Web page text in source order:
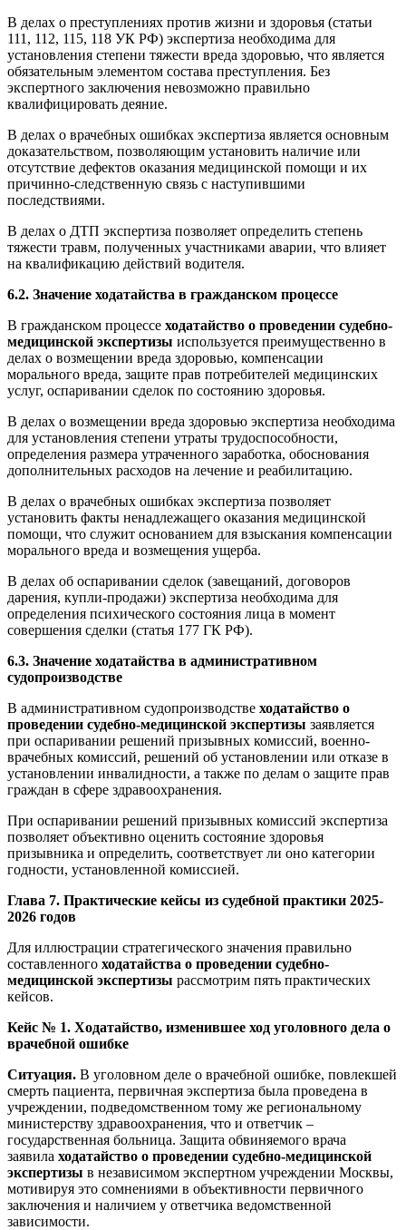
В делах о преступлениях против жизни и здоровья (статьи
111, 112, 115, 118 УК РФ) экспертиза необходима для
установления степени тяжести вреда здоровью, что является
обязательным элементом состава преступления. Без
экспертного заключения невозможно правильно
квалифицировать деяние.
В делах о врачебных ошибках экспертиза является основным
доказательством, позволяющим установить наличие или
отсутствие дефектов оказания медицинской помощи и их
причинно-следственную связь с наступившими
последствиями.
В делах о ДТП экспертиза позволяет определить степень
тяжести травм, полученных участниками аварии, что влияет
на квалификацию действий водителя.
6.2. Значение ходатайства в гражданском процессе
В гражданском процессе ходатайство о проведении судебно-
медицинской экспертизы используется преимущественно в
делах о возмещении вреда здоровью, компенсации
морального вреда, защите прав потребителей медицинских
услуг, оспаривании сделок по состоянию здоровья.
В делах о возмещении вреда здоровью экспертиза необходима
для установления степени утраты трудоспособности,
определения размера утраченного заработка, обоснования
дополнительных расходов на лечение и реабилитацию.
В делах о врачебных ошибках экспертиза позволяет
установить факты ненадлежащего оказания медицинской
помощи, что служит основанием для взыскания компенсации
морального вреда и возмещения ущерба.
В делах об оспаривании сделок (завещаний, договоров
дарения, купли-продажи) экспертиза необходима для
определения психического состояния лица в момент
совершения сделки (статья 177 ГК РФ).
6.3. Значение ходатайства в административном
судопроизводстве
В административном судопроизводстве ходатайство о
проведении судебно-медицинской экспертизы заявляется
при оспаривании решений призывных комиссий, военно-
врачебных комиссий, решений об установлении или отказе в
установлении инвалидности, а также по делам о защите прав
граждан в сфере здравоохранения.
При оспаривании решений призывных комиссий экспертиза
позволяет объективно оценить состояние здоровья
призывника и определить, соответствует ли оно категории
годности, установленной комиссией.
Глава 7. Практические кейсы из судебной практики 2025-
2026 годов
Для иллюстрации стратегического значения правильно
составленного ходатайства о проведении судебно-
медицинской экспертизы рассмотрим пять практических
кейсов.
Кейс № 1. Ходатайство, изменившее ход уголовного дела о
врачебной ошибке
Ситуация. В уголовном деле о врачебной ошибке, повлекшей
смерть пациента, первичная экспертиза была проведена в
учреждении, подведомственном тому же региональному
министерству здравоохранения, что и ответчик –
государственная больница. Защита обвиняемого врача
заявила ходатайство о проведении судебно-медицинской
экспертизы в независимом экспертном учреждении Москвы,
мотивируя это сомнениями в объективности первичного
заключения и наличием у ответчика ведомственной
зависимости.